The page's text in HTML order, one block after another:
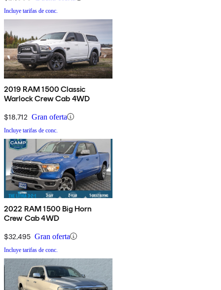
Incluye tarifas de conc.
2019 RAM 1500 Classic
Warlock Crew Cab 4WD
$18,712 Gran oferta
Incluye tarifas de conc.
2022 RAM 1500 Big Horn
Crew Cab 4WD
$32,495 Gran oferta
Incluye tarifas de conc.